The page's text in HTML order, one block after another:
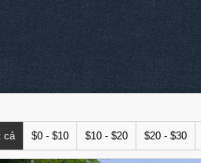
cả $0 - $10 $10 - $20 $20 - $30